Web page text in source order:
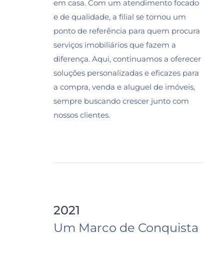
em casa. Com um atendimento focado
e de qualidade, a filial se tornou um
ponto de referência para quem procura
serviços imobiliários que fazem a
diferença. Aqui, continuamos a oferecer
soluções personalizadas e eficazes para
a compra, venda e aluguel de imóveis,
sempre buscando crescer junto com
nossos clientes.
2021
Um Marco de Conquista